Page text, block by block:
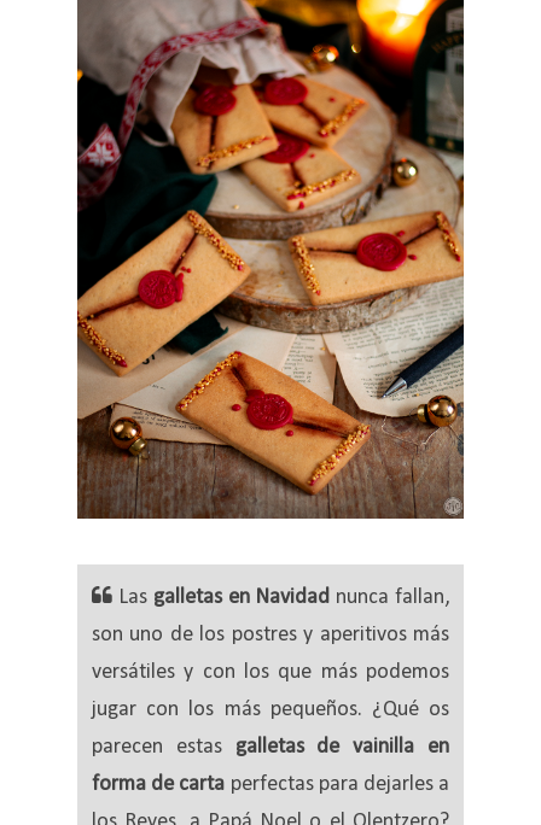
Las galletas en Navidad nunca fallan,
son uno de los postres y aperitivos más
versátiles y con los que más podemos
jugar con los más pequeños. ¿Qué os
parecen estas galletas de vainilla en
forma de carta perfectas para dejarles a